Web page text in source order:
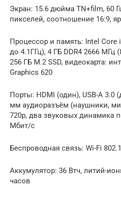
Экран: 15.6 дюйма TN+film, 60
пикселей, соотношение 16:9,
Процессор и память: Intel Core
до 4.1ГГц), 4 ГБ DDR4 2666 МГц
256 ГБ M.2 SSD, видеокарта:
Graphics 620
Порты: HDMI (один), USB-A 3.0
мм аудиоразъём (наушники,
720p, два звуковых динамика
Мбит/с
Беспроводная связь: Wi-Fi
Аккумулятор: 36 Втч, литий-
часов